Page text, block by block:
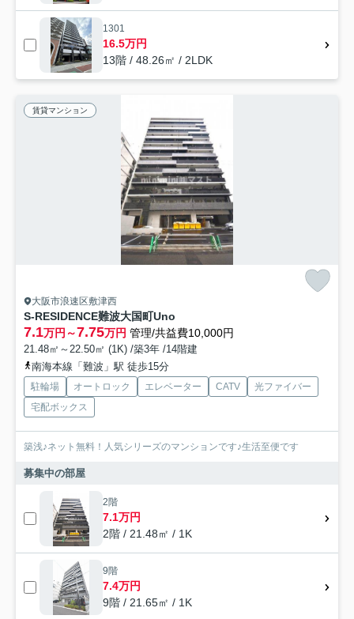
1301
16.5万円
13階 / 48.26㎡ / 2LDK
賃貸マンション
大阪市浪速区敷津西
S-RESIDENCE難波大国町Uno
7.1万円～7.75万円 管理/共益費10,000円
21.48㎡～22.50㎡ (1K) /築3年 /14階建
南海本線「難波」駅 徒歩15分
駐輪場 オートロック エレベーター CATV
光ファイバー
宅配ボックス
築浅♪ネット無料！人気シリーズのマンションです♪生活至便です
募集中の部屋
2階
7.1万円
2階 / 21.48㎡ / 1K
9階
7.4万円
9階 / 21.65㎡ / 1K